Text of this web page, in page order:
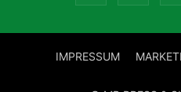
IMPRESSUM